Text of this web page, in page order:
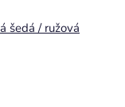
šedá / ružová